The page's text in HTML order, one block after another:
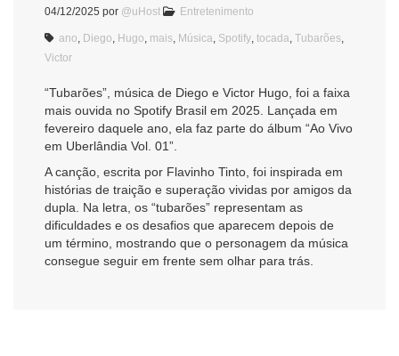
04/12/2025 por @uHost Entretenimento
ano Diego Hugo mais Música Spotify tocada Tubarões
Victor
“Tubarões”, música de Diego e Victor Hugo, foi a faixa
mais ouvida no Spotify Brasil em 2025. Lançada em
fevereiro daquele ano, ela faz parte do álbum “Ao Vivo
em Uberlândia Vol. 01”.
A canção, escrita por Flavinho Tinto, foi inspirada em
histórias de traição e superação vividas por amigos da
dupla. Na letra, os “tubarões” representam as
dificuldades e os desafios que aparecem depois de
um término, mostrando que o personagem da música
consegue seguir em frente sem olhar para trás.